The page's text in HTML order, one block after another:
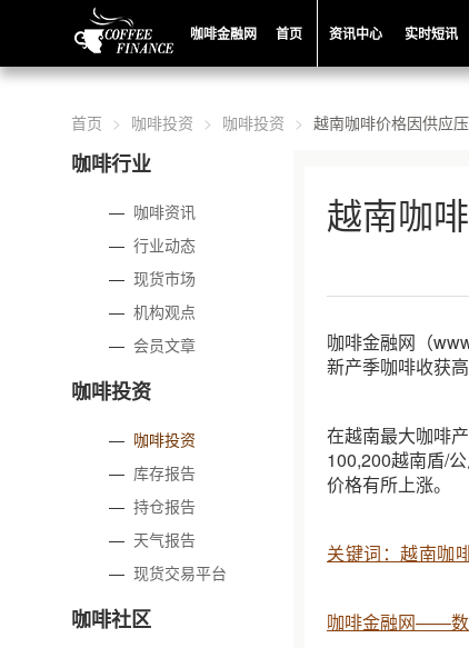
咖啡金融网 首页 资讯中心 实时短讯
首页 咖啡投资 咖啡投资 越南咖啡价格因供应
咖啡行业
— 咖啡资讯
—行业动态
—现货市场
—机构观点
—会员文章
咖啡投资
— 咖啡投资
— 库存报告
—持仓报告
— 天气报告
—现货交易平台
咖啡社区
越南咖
咖啡金融网（
新产季咖啡收获
在越南最大咖啡
100,200越南盾/
价格有所上涨。
关键词：越南咖
咖啡金融网——数